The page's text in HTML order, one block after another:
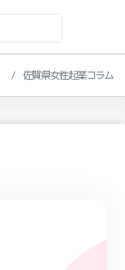
佐賀県女性起業コラム